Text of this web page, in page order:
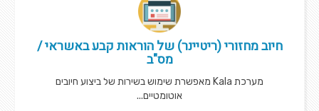
חיוב מחזורי (ריטיינר) של הוראות קבע באשראי /
מס"ב
מערכת Kala מאפשרת שימוש בשירות של ביצוע חיובים
אוטומטיים...